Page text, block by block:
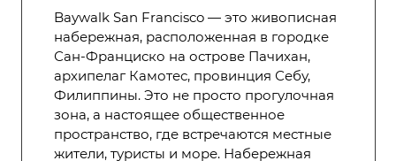
Baywalk San Francisco — это живописная
набережная, расположенная в городке
Сан-Франциско на острове Пачихан,
архипелаг Камотес, провинция Себу,
Филиппины. Это не просто прогулочная
зона, а настоящее общественное
пространство, где встречаются местные
жители, туристы и море. Набережная